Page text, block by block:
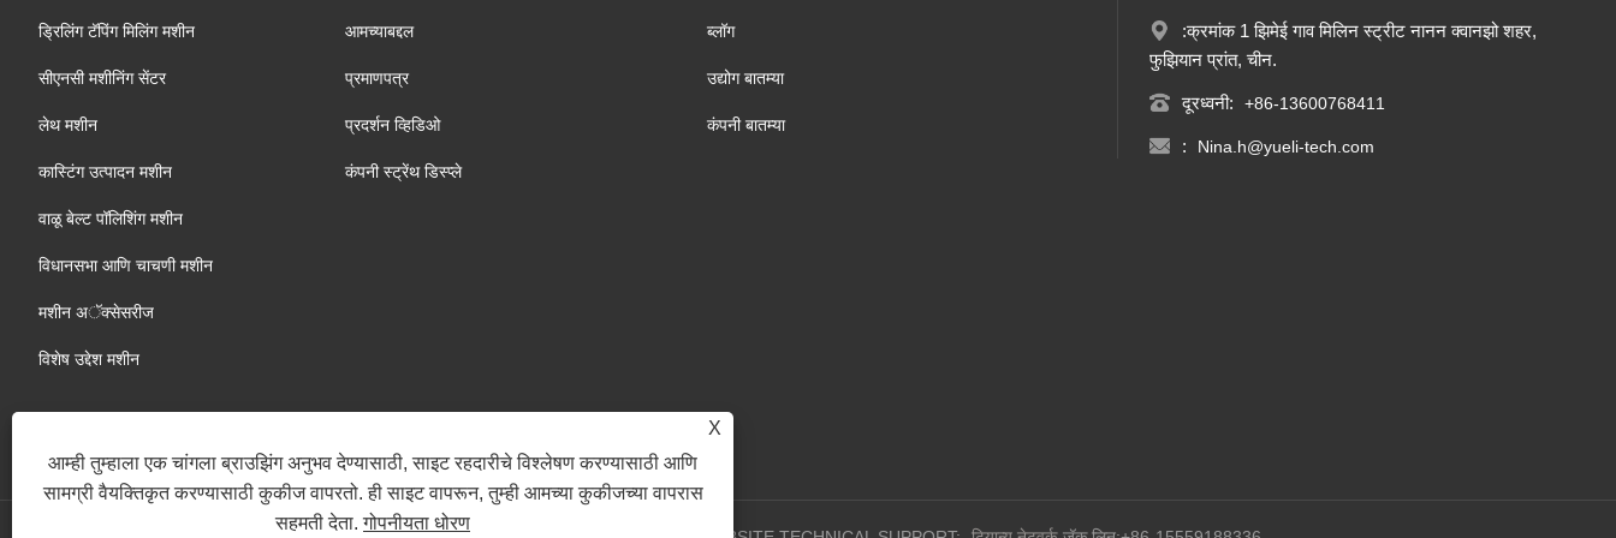
ड्रिलिंग टॅपिंग मिलिंग मशीन
सीएनसी मशीनिंग सेंटर
लेथ मशीन
कास्टिंग उत्पादन मशीन
वाळू बेल्ट पॉलिशिंग मशीन
विधानसभा आणि चाचणी मशीन
मशीन अॅक्सेसरीज
विशेष उद्देश मशीन
आमच्याबद्दल
प्रमाणपत्र
प्रदर्शन व्हिडिओ
कंपनी स्ट्रेंथ डिस्प्ले
ब्लॉग
उद्योग बातम्या
कंपनी बातम्या
:क्रमांक 1 झिमेई गाव मिलिन स्ट्रीट नानन क्वानझो शहर,
फुझियान प्रांत, चीन.
दूरध्वनी: +86-13600768411
: Nina.h@yueli-tech.com
X
आम्ही तुम्हाला एक चांगला ब्राउझिंग अनुभव देण्यासाठी, साइट रहदारीचे विश्लेषण करण्यासाठी आणि
सामग्री वैयक्तिकृत करण्यासाठी कुकीज वापरतो. ही साइट वापरून, तुम्ही आमच्या कुकीजच्या वापरास
सहमती देता.गोपनीयता धोरण